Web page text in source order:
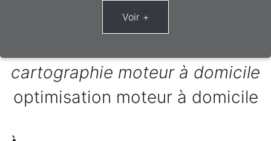
cartographie moteur à domicile
optimisation moteur à domicile